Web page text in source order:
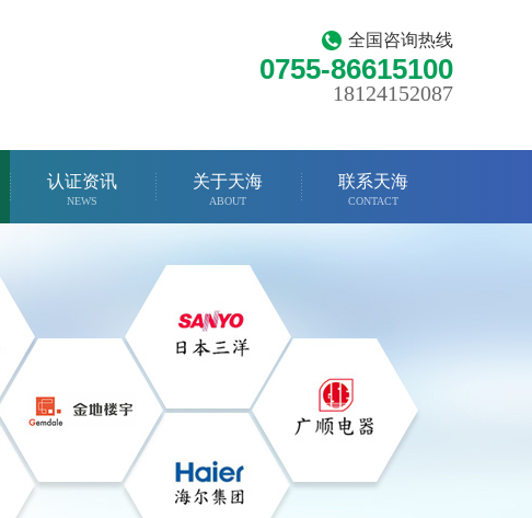
全国咨询热线
0755-86615100
18124152087
认证资讯
NEWS
关于天海
ABOUT
联系天海
CONTACT